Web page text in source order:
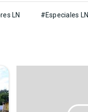
LN #Especiales LN